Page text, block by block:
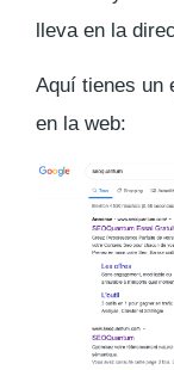
lleva en la
Aquí tienes un
en la web: